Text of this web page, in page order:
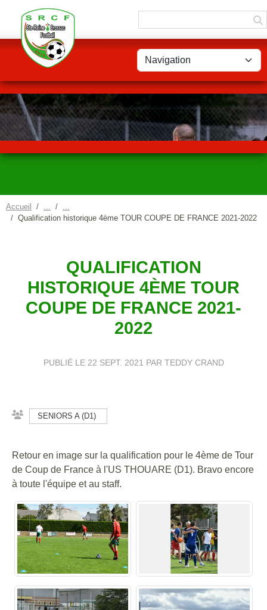
Accueil
Qualification historique 4ème TOUR COUPE DE FRANCE 2021-2022
QUALIFICATION
HISTORIQUE 4ÈME TOUR
COUPE DE FRANCE 2021-
2022
PUBLIÉ LE 22 SEPT. 2021 PAR TEDDY CRAND
SENIORS A (D1)
Retour en image sur la qualification pour le 4ème de Tour
de Coup de France à l'US THOUARE (D1). Bravo encore
à toute l'équipe et au staff.
Panneau de gestion des cookies